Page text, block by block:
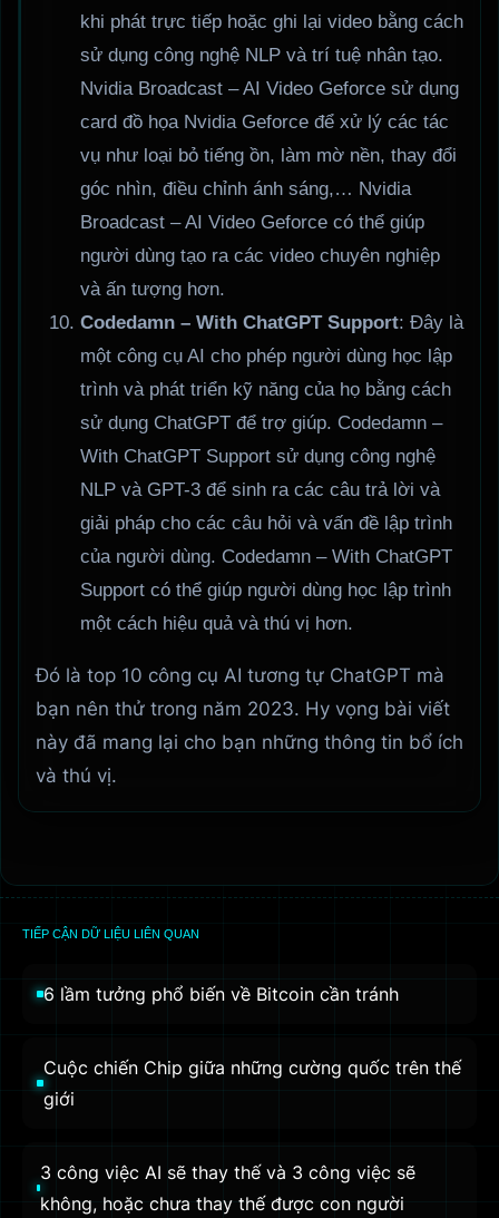
khi phát trực tiếp hoặc ghi lại video bằng cách
sử dụng công nghệ NLP và trí tuệ nhân tạo.
Nvidia Broadcast – AI Video Geforce sử dụng
card đồ họa Nvidia Geforce để xử lý các tác
vụ như loại bỏ tiếng ồn, làm mờ nền, thay đổi
góc nhìn, điều chỉnh ánh sáng,… Nvidia
Broadcast – AI Video Geforce có thể giúp
người dùng tạo ra các video chuyên nghiệp
và ấn tượng hơn.
Codedamn – With ChatGPT Support: Đây là
một công cụ AI cho phép người dùng học lập
trình và phát triển kỹ năng của họ bằng cách
sử dụng ChatGPT để trợ giúp. Codedamn –
With ChatGPT Support sử dụng công nghệ
NLP và GPT-3 để sinh ra các câu trả lời và
giải pháp cho các câu hỏi và vấn đề lập trình
của người dùng. Codedamn – With ChatGPT
Support có thể giúp người dùng học lập trình
một cách hiệu quả và thú vị hơn.
Đó là top 10 công cụ AI tương tự ChatGPT mà
bạn nên thử trong năm 2023. Hy vọng bài viết
này đã mang lại cho bạn những thông tin bổ ích
và thú vị.
TIẾP CẬN DỮ LIỆU LIÊN QUAN
6 lầm tưởng phổ biến về Bitcoin cần tránh
Cuộc chiến Chip giữa những cường quốc trên thế
giới
3 công việc AI sẽ thay thế và 3 công việc sẽ
không, hoặc chưa thay thế được con người